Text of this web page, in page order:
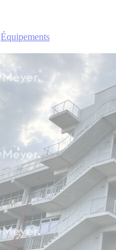
Équipements